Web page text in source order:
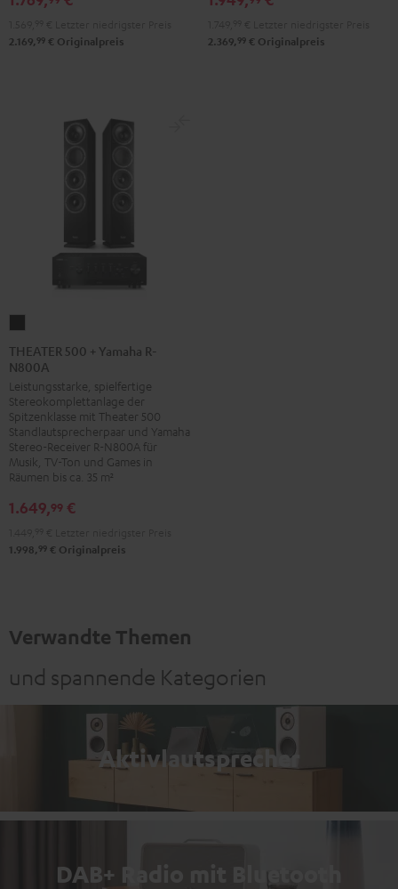
DUAL
2.169, 99 € Originalpreis
Pro-
2.369, 99 € Originalpreis
500
+
Yamaha
R-
N800A
Schwarz
THEATER 500 + Yamaha R-
N800A
Leistungsstarke, spielfertige
Stereokomplettanlage der
Spitzenklasse mit Theater 500
Standlautsprecherpaar und Yamaha
Stereo-Receiver R-N800A für
Musik, TV-Ton und Games in
Räumen bis ca. 35 m²
1.649,99 €
1.998, 99 € Originalpreis
Verwandte Themen
und spannende Kategorien
Aktivlautsprecher
DAB+ Radio mit Bluetooth